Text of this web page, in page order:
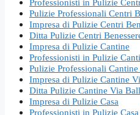
Pulizie Professionali Centri
Impresa di Pulizie Centri
Ditta Pulizie Centri
Impresa di Pulizie Cantine
Professionisti in Pulizie
Pulizie Professionali
Impresa di Pulizie Cantine
Ditta Pulizie Cantine Via
Impresa di Pulizie Casa
Professionisti in Pulizie